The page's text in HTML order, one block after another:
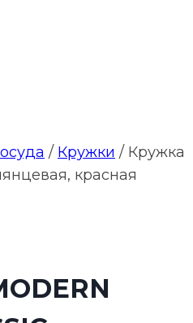
/ Кружки / Кружка
красная